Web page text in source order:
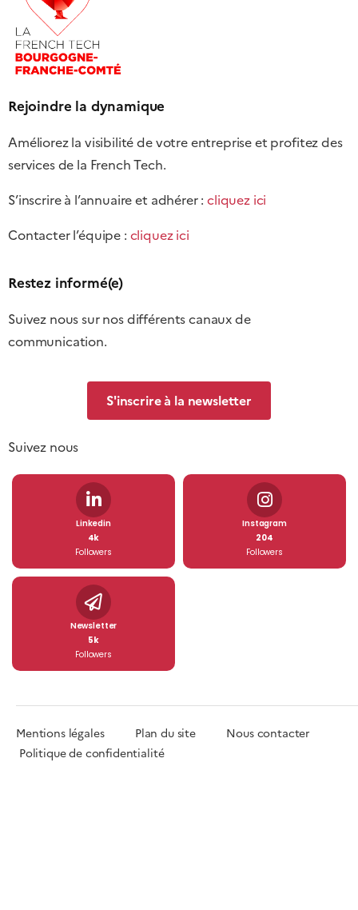
Rejoindre la dynamique
Améliorez la visibilité de votre entreprise et profitez des
services de la French Tech.
S’inscrire à l’annuaire et adhérer :cliquez ici
Contacter l’équipe : cliquez ici
Restez informé(e)
Suivez nous sur nos différents canaux de
communication.
S'inscrire à la newsletter
Suivez nous
Linkedin
4k
Followers
Instagram
204
Followers
Newsletter
5k
Followers
Mentions légales Plan du site Nous contacter
Politique de confidentialité